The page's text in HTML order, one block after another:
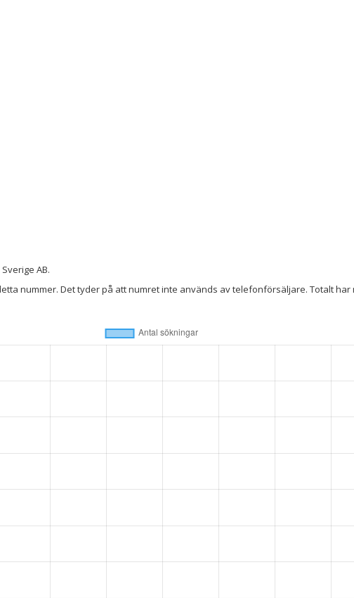
AB.
nummer. Det tyder på att numret inte används av telefonförsäljare. Totalt har